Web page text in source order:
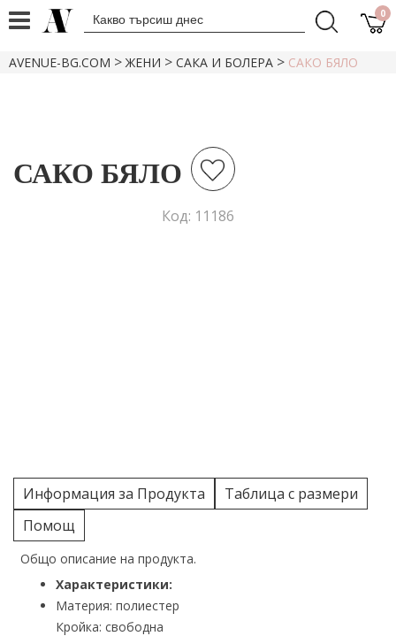
0
AVENUE-BG.COM >ЖЕНИ > САКА И БОЛЕРА > САКО БЯЛО
САКО БЯЛО
Код: 11186
Информация за Продукта
Таблица с размери
Помощ
Общо описание на продукта.
Характеристики:
Материя: полиестер
Кройка: свободна